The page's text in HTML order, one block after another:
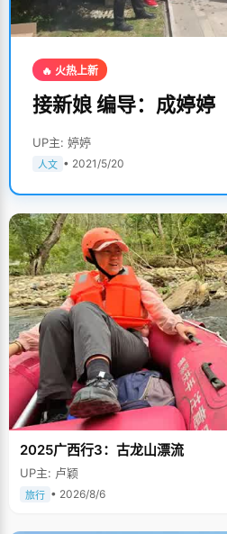
🔥 火热上新
接新娘 编导：成婷婷
UP主: 婷婷
人文 • 2021/5/20
2025广西行3：古龙山漂流
UP主: 卢颖
旅行 • 2026/8/6